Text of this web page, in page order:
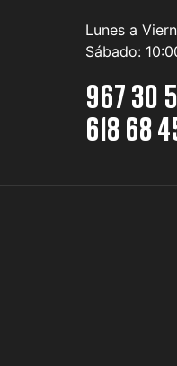
Lunes a
Sábado:
967 30
618 68